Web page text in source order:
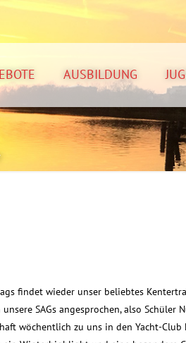
AUSBILDUNG
findet wieder unser beliebtes
SAGs angesprochen, also Schüler
wöchentlich zu uns in den Yacht-Club